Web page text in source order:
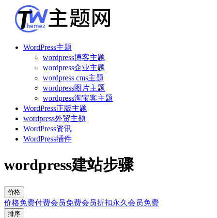
WordPress主题
wordpress博客主题
wordpress企业主题
wordpress cms主题
wordpress图片主题
wordpress淘宝客主题
WordPress正版主题
wordpress外贸主题
WordPress资讯
WordPress插件
wordpress建站步骤
价格
价格免费付费会员免费会员折扣永久会员免费
排序